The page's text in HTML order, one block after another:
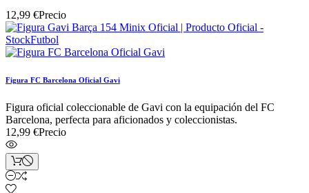
12,99 €Precio
Figura FC Barcelona Oficial Gavi
Figura oficial coleccionable de Gavi con la equipación del FC
Barcelona, perfecta para aficionados y coleccionistas.
12,99 €Precio